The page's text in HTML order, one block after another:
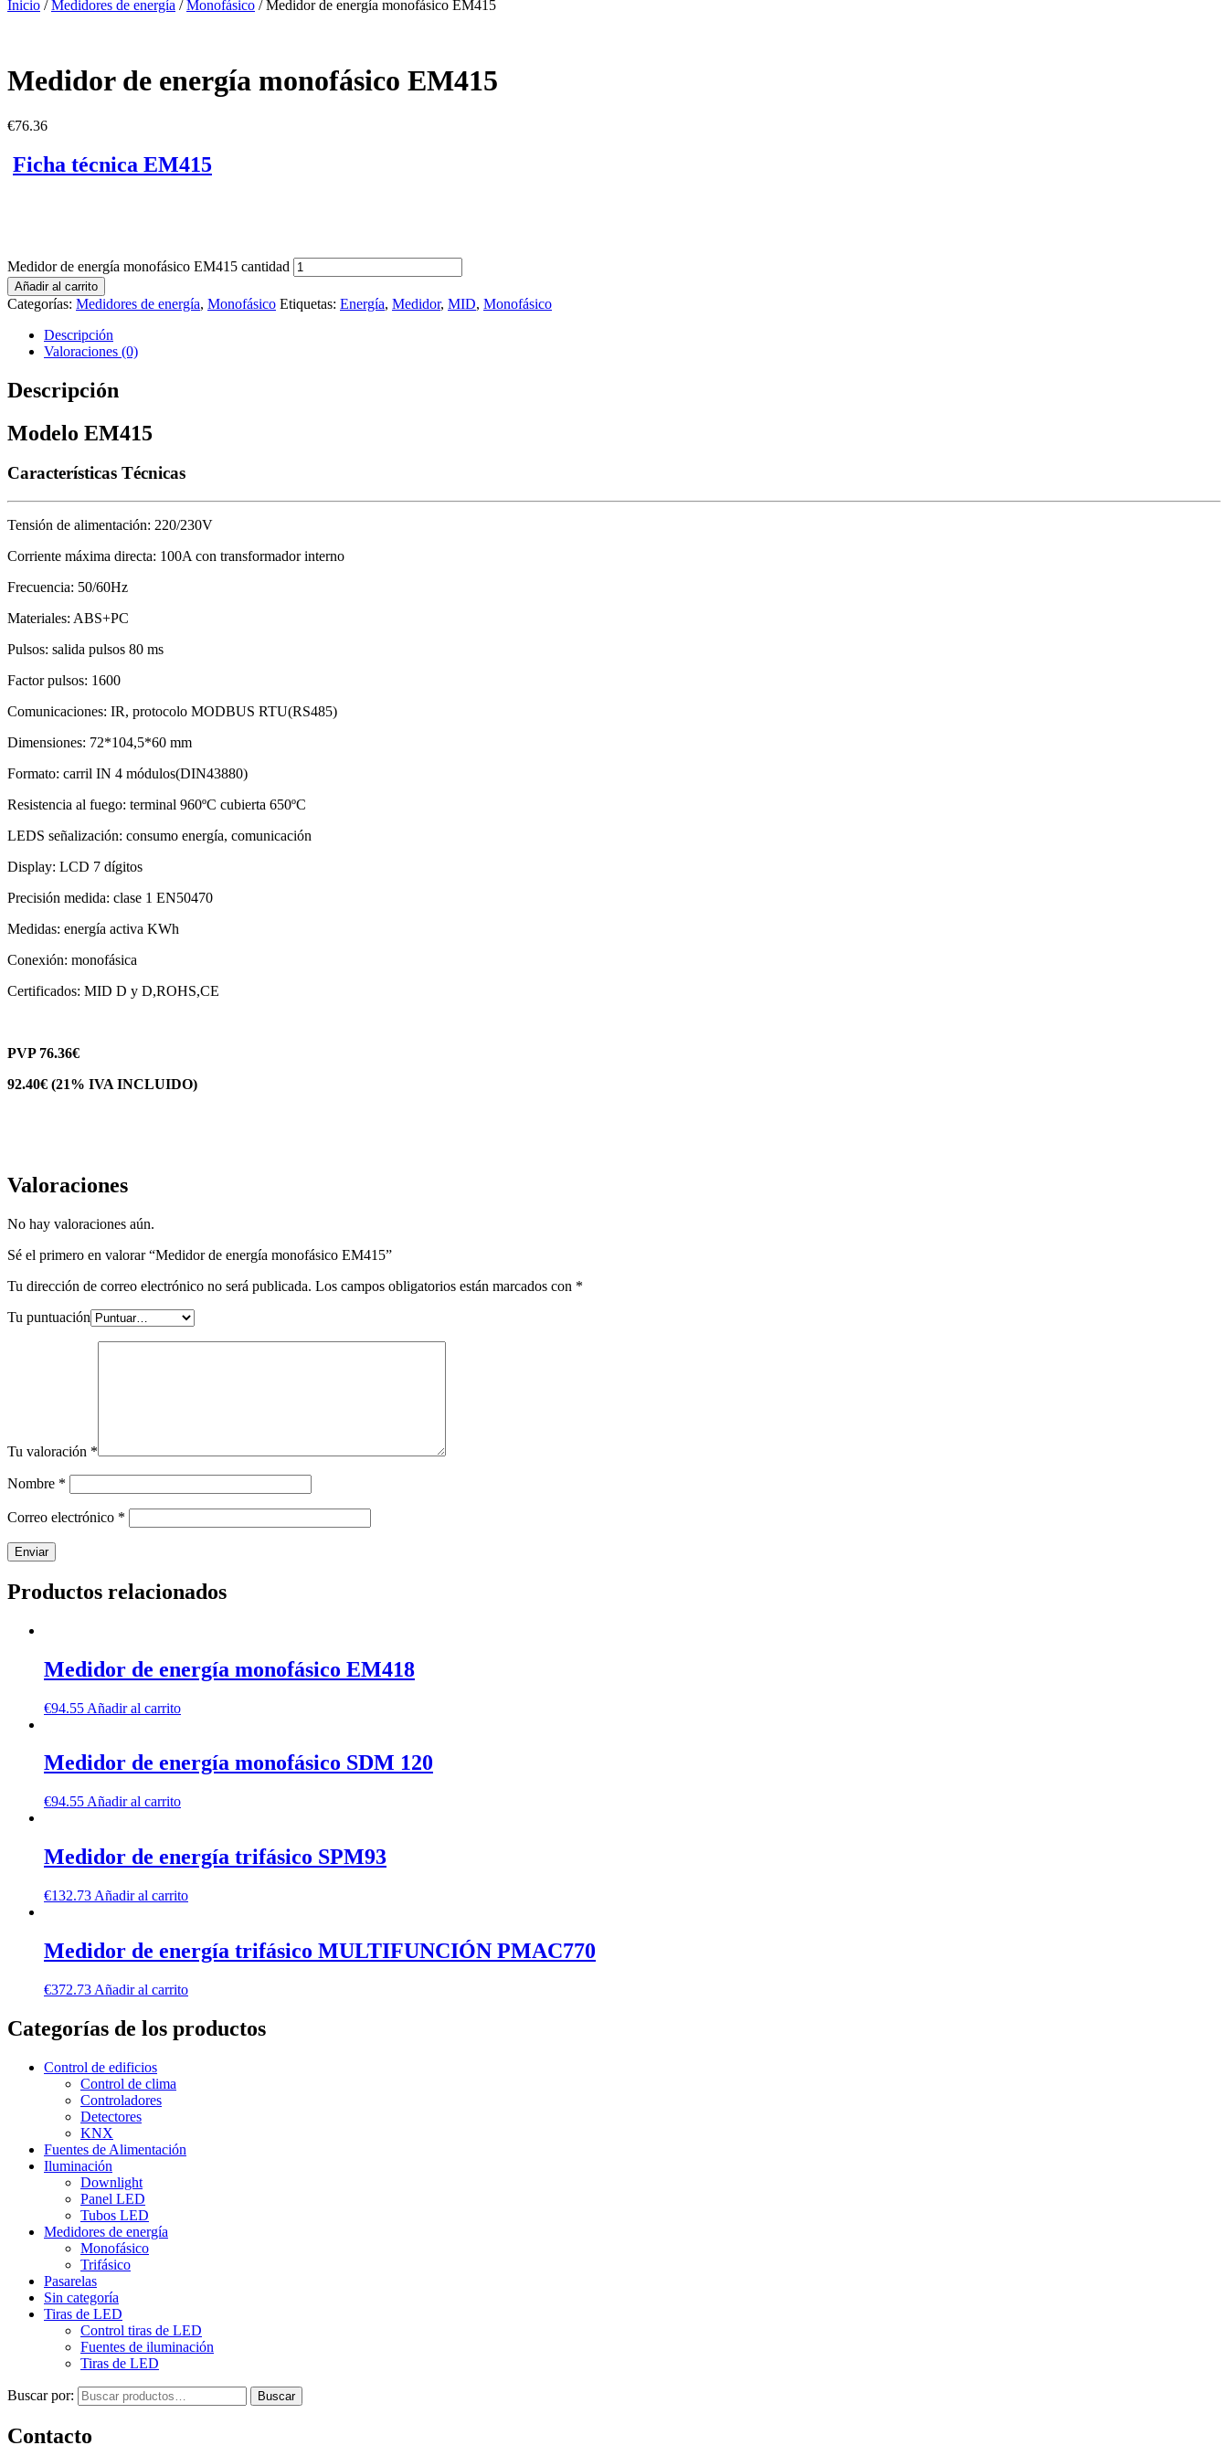
Inicio /Medidores de energía /Monofásico / Medidor de energía monofásico EM415
Medidor de energía monofásico EM415
€76.36
Ficha técnica EM415
Medidor de energía monofásico EM415 cantidad
Añadir al carrito
Categorías: Medidores de energía, Monofásico Etiquetas: Energía, Medidor, MID, Monofásico
Descripción
Valoraciones (0)
Descripción
Modelo EM415
Características Técnicas
Tensión de alimentación: 220/230V
Corriente máxima directa: 100A con transformador interno
Frecuencia: 50/60Hz
Materiales: ABS+PC
Pulsos: salida pulsos 80 ms
Factor pulsos: 1600
Comunicaciones: IR, protocolo MODBUS RTU(RS485)
Dimensiones: 72*104,5*60 mm
Formato: carril IN 4 módulos(DIN43880)
Resistencia al fuego: terminal 960ºC cubierta 650ºC
LEDS señalización: consumo energía, comunicación
Display: LCD 7 dígitos
Precisión medida: clase 1 EN50470
Medidas: energía activa KWh
Conexión: monofásica
Certificados: MID D y D,ROHS,CE
PVP 76.36€
92.40€ (21% IVA INCLUIDO)
Valoraciones
No hay valoraciones aún.
Sé el primero en valorar “Medidor de energía monofásico EM415”
Tu dirección de correo electrónico no será publicada. Los campos obligatorios están marcados con *
Tu puntuación
Tu valoración *
Nombre *
Correo electrónico *
Productos relacionados
Medidor de energía monofásico EM418
€94.55 Añadir al carrito
Medidor de energía monofásico SDM 120
€94.55 Añadir al carrito
Medidor de energía trifásico SPM93
€132.73 Añadir al carrito
Medidor de energía trifásico MULTIFUNCIÓN PMAC770
€372.73 Añadir al carrito
Categorías de los productos
Control de edificios
Control de clima
Controladores
Detectores
KNX
Fuentes de Alimentación
Iluminación
Downlight
Panel LED
Tubos LED
Medidores de energía
Monofásico
Trifásico
Pasarelas
Sin categoría
Tiras de LED
Control tiras de LED
Fuentes de iluminación
Tiras de LED
Buscar por: Buscar
Contacto